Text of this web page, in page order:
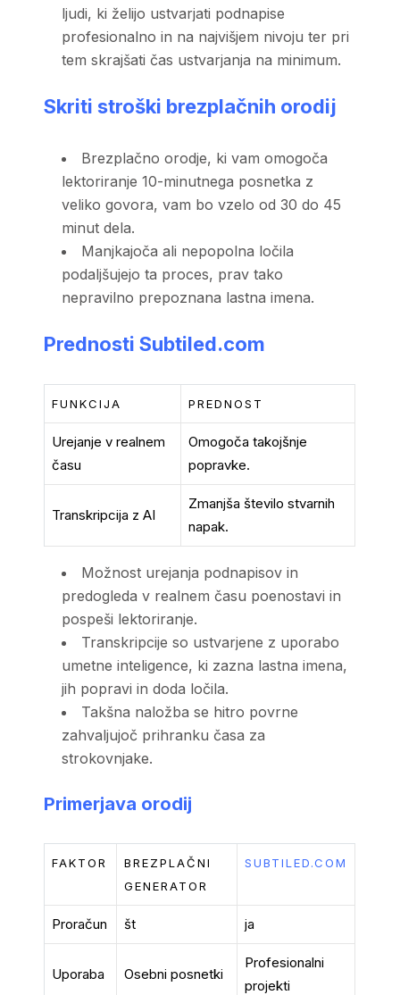
ljudi, ki želijo ustvarjati podnapise
profesionalno in na najvišjem nivoju ter pri
tem skrajšati čas ustvarjanja na minimum.
Skriti stroški brezplačnih orodij
Brezplačno orodje, ki vam omogoča
lektoriranje 10-minutnega posnetka z
veliko govora, vam bo vzelo od 30 do 45
minut dela.
Manjkajoča ali nepopolna ločila
podaljšujejo ta proces, prav tako
nepravilno prepoznana lastna imena.
PrednostiSubtiled.com
FUNKCIJA PREDNOST
Urejanje v realnem
času
Omogoča takojšnje
popravke.
Transkripcija z AI
Zmanjša število stvarnih
napak.
Možnost urejanja podnapisov in
predogleda v realnem času poenostavi in
pospeši lektoriranje.
Transkripcije so ustvarjene z uporabo
umetne inteligence, ki zazna lastna imena,
jih popravi in doda ločila.
Takšna naložba se hitro povrne
zahvaljujoč prihranku časa za
strokovnjake.
Primerjava orodij
FAKTOR
BREZPLAČNI
GENERATOR
SUBTILED.COM
Proračun št ja
Uporaba Osebni posnetki
Profesionalni
projekti